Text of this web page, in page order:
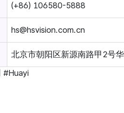
(+86) 106580-5888
hs@hsvision.com.cn
北京市朝阳区新源南路甲2号
#Huayi